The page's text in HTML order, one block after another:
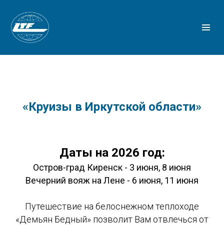
«Круизы в Иркутской области»
Даты на 2026 год:
Остров-град Киренск - 3 июня, 8 июня
Вечерний вояж на Лене - 6 июня, 11 июня
Путешествие на белоснежном теплоходе
«Демьян Бедный» позволит Вам отвлечься от